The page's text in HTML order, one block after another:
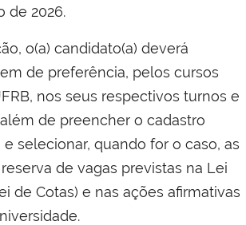
de 2026.
o(a) candidato(a) deverá
de preferência, pelos cursos
nos seus respectivos turnos e
de preencher o cadastro
selecionar, quando for o caso, as
de vagas previstas na Lei
de Cotas) e nas ações afirmativas